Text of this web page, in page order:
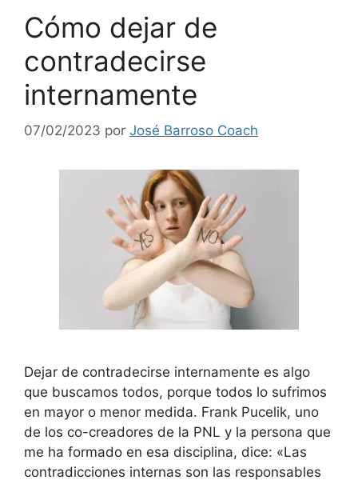
Cómo dejar de
contradecirse
internamente
07/02/2023 por José Barroso Coach
Dejar de contradecirse internamente es algo
que buscamos todos, porque todos lo sufrimos
en mayor o menor medida. Frank Pucelik, uno
de los co-creadores de la PNL y la persona que
me ha formado en esa disciplina, dice: «Las
contradicciones internas son las responsables